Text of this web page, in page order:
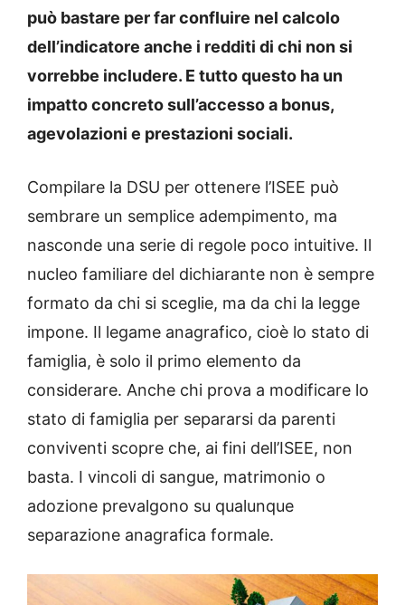
può bastare per far confluire nel calcolo
dell’indicatore anche i redditi di chi non si
vorrebbe includere. E tutto questo ha un
impatto concreto sull’accesso a bonus,
agevolazioni e prestazioni sociali.
Compilare la DSU per ottenere l’ISEE può
sembrare un semplice adempimento, ma
nasconde una serie di regole poco intuitive. Il
nucleo familiare del dichiarante non è sempre
formato da chi si sceglie, ma da chi la legge
impone. Il legame anagrafico, cioè lo stato di
famiglia, è solo il primo elemento da
considerare. Anche chi prova a modificare lo
stato di famiglia per separarsi da parenti
conviventi scopre che, ai fini dell’ISEE, non
basta. I vincoli di sangue, matrimonio o
adozione prevalgono su qualunque
separazione anagrafica formale.